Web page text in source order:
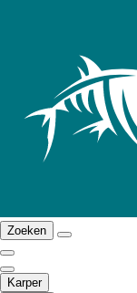
Zoeken
Karper